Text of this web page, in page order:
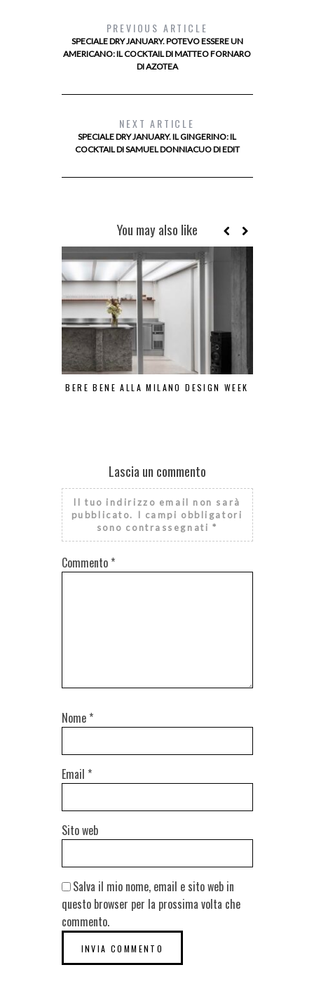
PREVIOUS ARTICLE
SPECIALE DRY JANUARY. POTEVO ESSERE UN
AMERICANO: IL COCKTAIL DI MATTEO FORNARO
DI AZOTEA
NEXT ARTICLE
SPECIALE DRY JANUARY. IL GINGERINO: IL
COCKTAIL DI SAMUEL DONNIACUO DI EDIT
You may also like
BERE BENE ALLA MILANO DESIGN WEEK
Lascia un commento
Il tuo indirizzo email non sarà
pubblicato.
I campi obbligatori
sono contrassegnati *
Commento *
Nome *
Email *
Sito web
Salva il mio nome, email e sito web in
questo browser per la prossima volta che
commento.